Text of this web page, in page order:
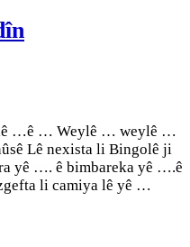
…ê … Weylê … weylê …
Lê nexista li Bingolê ji
yê …. ê bimbareka yê ….ê
li camiya lê yê …